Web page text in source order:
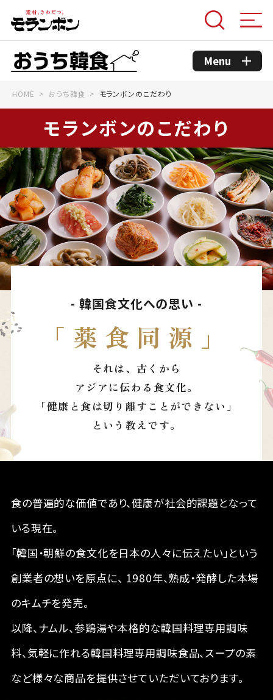
Menu
モランボンのこだわり
コンセプト
おうち韓食商品
おうち韓食レシピ
韓国グルメ情報館
Close
HOME おうち韓食 モランボンのこだわり
モランボンのこだわり
- 韓国食文化への思い -
「薬食同源」
それは、古くから
アジアに伝わる食文化。
「健康と食は切り離すことができない」
という教えです。
食の普遍的な価値であり、健康が社会的課題となって
いる現在。
「韓国・朝鮮の食文化を日本の人々に伝えたい」という
創業者の想いを原点に、 1980年、熟成・発酵した本場
のキムチを発売。
以降、ナムル、参鶏湯や本格的な韓国料理専用調味
料、気軽に作れる韓国料理専用調味食品、スープの素
など様々な商品を提供させていただいております。